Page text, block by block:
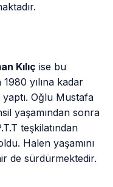
Kılıç ise bu
1980 yılına kadar
yaptı. Oğlu Mustafa
yaşamından sonra
teşkilatından
Halen yaşamını
de sürdürmektedir.